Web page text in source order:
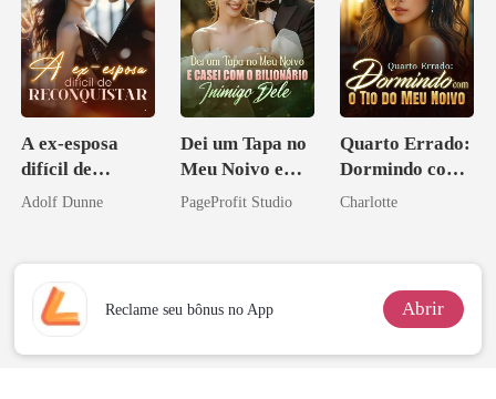
A ex-esposa
difícil de
reconquistar
Adolf Dunne
Dei um Tapa no
Meu Noivo e
Casei com o
PageProfit Studio
Quarto Errado:
Dormindo com
o Tio do Meu
Charlotte
Reclame seu bônus no App Abrir